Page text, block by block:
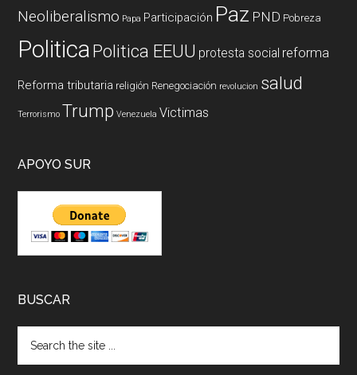
Neoliberalismo Papa Participación Paz PND Pobreza
PoliticaPolitica EEUU protesta social reforma
Reforma tributaria religión Renegociación revolucion salud
Terrorismo Trump Venezuela Victimas
APOYO SUR
BUSCAR